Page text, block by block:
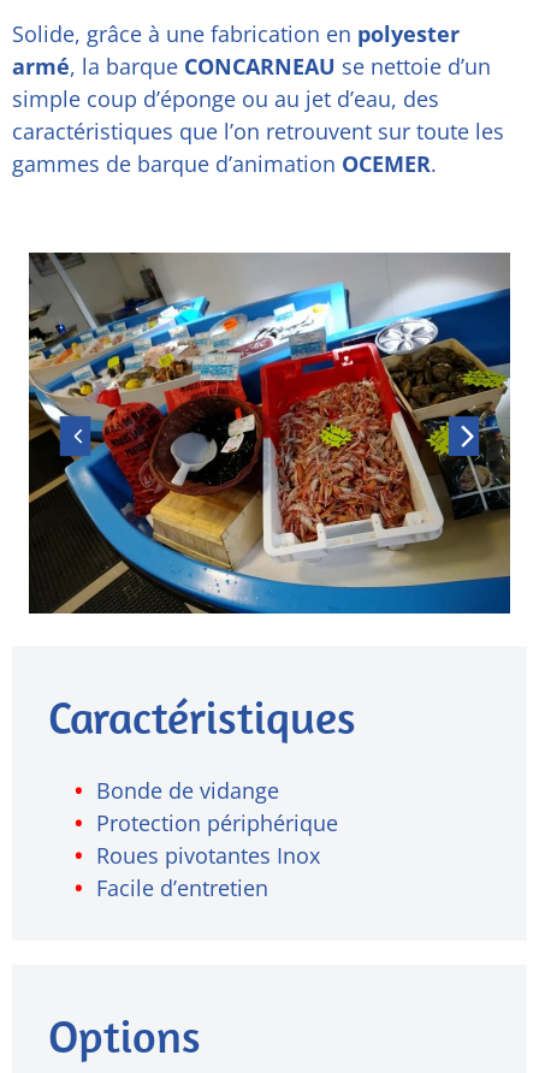
Solide, grâce à une fabrication en polyester
armé, la barque CONCARNEAU se nettoie d’un
simple coup d’éponge ou au jet d’eau, des
caractéristiques que l’on retrouvent sur toute les
gammes de barque d’animation OCEMER.
Caractéristiques
Bonde de vidange
Protection périphérique
Roues pivotantes Inox
Facile d’entretien
Options